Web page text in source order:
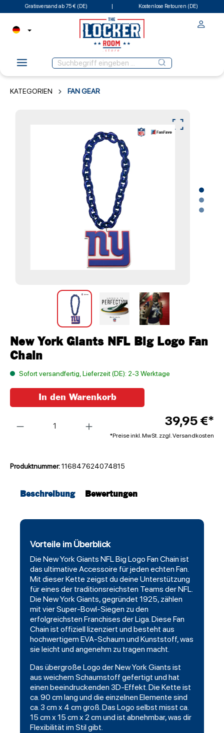
Gratisversand ab 75 € (DE) Kostenlose Retouren (DE)
KATEGORIEN FAN GEAR
New York Giants NFL Big Logo Fan
Chain
Sofort versandfertig, Lieferzeit (DE): 2-3 Werktage
39,95 €*
*Preise inkl. MwSt. zzgl. Versandkosten
In den Warenkorb
Produktnummer:116847624074815
Beschreibung Bewertungen
Vorteile im Überblick
Die New York Giants NFL Big Logo Fan Chain ist
das ultimative Accessoire für jeden echten Fan.
Mit dieser Kette zeigst du deine Unterstützung
für eines der traditionsreichsten Teams der NFL.
Die New York Giants, gegründet 1925, zählen
mit vier Super-Bowl-Siegen zu den
erfolgreichsten Franchises der Liga. Diese Fan
Chain ist offiziell lizenziert und besteht aus
hochwertigem EVA-Schaum und Kunststoff, was
sie leicht und angenehm zu tragen macht.
Das übergroße Logo der New York Giants ist
aus weichem Schaumstoff gefertigt und hat
einen beeindruckenden 3D-Effekt. Die Kette ist
ca. 90 cm lang und die einzelnen Elemente sind
ca. 3 cm x 4 cm groß. Das Logo selbst misst ca.
15 cm x 15 cm x 2 cm und ist abnehmbar, was dir
Flexibilität im Stil gibt.